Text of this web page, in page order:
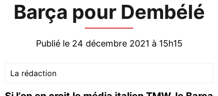
Barça pour Dembélé
Publié le 24 décembre 2021 à 15h15
La rédaction